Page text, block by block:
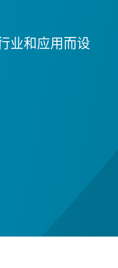
业和应用而设